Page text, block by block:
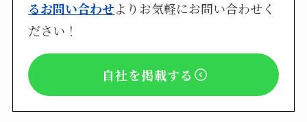
るお問い合わせよりお気軽にお問い合わせく
ださい！
自社を掲載する